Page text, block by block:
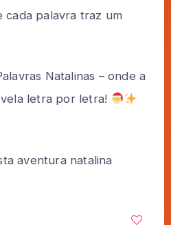
cada palavra traz um
Natalinas – onde a
letra por letra!
aventura natalina